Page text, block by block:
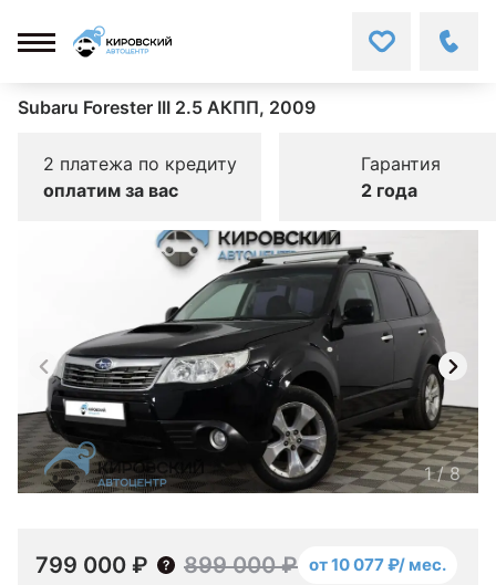
Subaru Forester III 2.5 АКПП, 2009
2 платежа по кредиту
оплатим за вас
Гарантия
2 года
1/8
799 000 ₽ 899 000 ₽ от 10 077 ₽/ мес.